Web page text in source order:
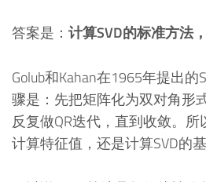
答案是： 计算SVD的标准方法
Golub和Kahan在1965年提出
骤是：先把矩阵化为双对角形
反复做QR迭代，直到收敛。
计算特征值，还是计算SVD的基